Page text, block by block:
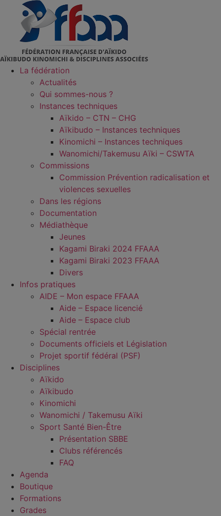
contenu
La fédération
Actualités
Qui sommes-nous ?
Instances techniques
Aïkido – CTN – CHG
Aïkibudo – Instances techniques
Kinomichi – Instances techniques
Wanomichi/Takemusu Aïki – CSWTA
Commissions
Commission Prévention radicalisation et
violences sexuelles
Dans les régions
Documentation
Médiathèque
Jeunes
Kagami Biraki 2024 FFAAA
Kagami Biraki 2023 FFAAA
Divers
Infos pratiques
AIDE – Mon espace FFAAA
Aide – Espace licencié
Aide – Espace club
Spécial rentrée
Documents officiels et Législation
Projet sportif fédéral (PSF)
Disciplines
Aïkido
Aïkibudo
Kinomichi
Wanomichi / Takemusu Aïki
Sport Santé Bien-Être
Présentation SBBE
Clubs référencés
FAQ
Agenda
Boutique
Formations
Grades